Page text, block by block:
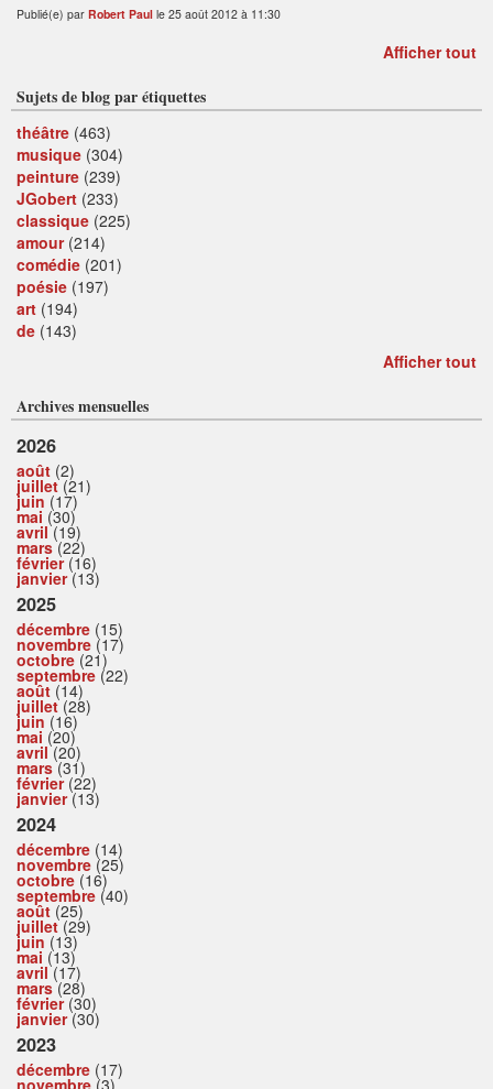
Publié(e) par Robert Paul le 25 août 2012 à 11:30
Afficher tout
Sujets de blog par étiquettes
théâtre (463)
musique (304)
peinture (239)
JGobert (233)
classique (225)
amour(214)
comédie (201)
poésie (197)
art (194)
de (143)
Afficher tout
Archives mensuelles
2026
août (2)
juillet(21)
juin (17)
mai (30)
avril(19)
mars(22)
février(16)
janvier(13)
2025
décembre (15)
novembre (17)
octobre (21)
septembre (22)
août (14)
juillet(28)
juin (16)
mai (20)
avril(20)
mars(31)
février(22)
janvier(13)
2024
décembre (14)
novembre (25)
octobre (16)
septembre (40)
août (25)
juillet(29)
juin (13)
mai (13)
avril(17)
mars(28)
février(30)
janvier(30)
2023
décembre (17)
novembre (3)